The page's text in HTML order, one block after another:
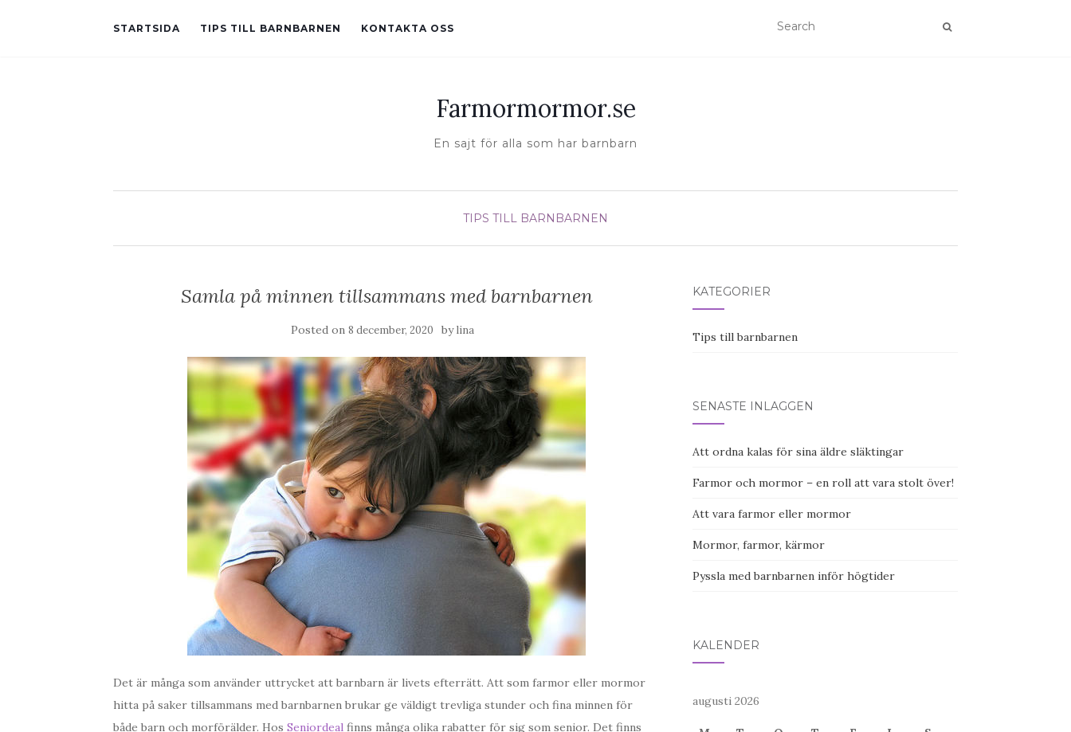
STARTSIDA TIPS TILL BARNBARNEN KONTAKTA OSS
Farmormormor.se
En sajt för alla som har barnbarn
TIPS TILL BARNBARNEN
Samla på minnen tillsammans med barnbarnen
Posted on8 december, 2020 bylina
Det är många som använder uttrycket att barnbarn är livets efterrätt. Att som farmor eller mormor
hitta på saker tillsammans med barnbarnen brukar ge väldigt trevliga stunder och fina minnen för
både barn och morförälder. Hos Seniordeal finns många olika rabatter för sig som senior. Det finns
KATEGORIER
Tips till barnbarnen
SENASTE INLÄGGEN
Att ordna kalas för sina äldre släktingar
Farmor och mormor – en roll att vara stolt över!
Att vara farmor eller mormor
Mormor, farmor, kärmor
Pyssla med barnbarnen inför högtider
KALENDER
augusti 2026